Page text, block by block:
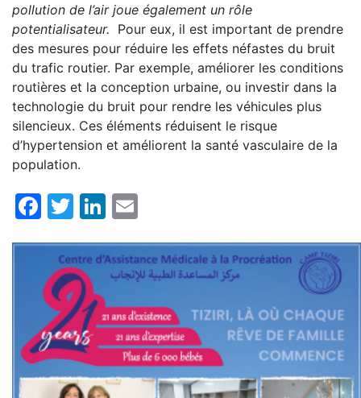
pollution de l’air joue également un rôle
potentialisateur. Pour eux, il est important de prendre
des mesures pour réduire les effets néfastes du bruit
du trafic routier. Par exemple, améliorer les conditions
routières et la conception urbaine, ou investir dans la
technologie du bruit pour rendre les véhicules plus
silencieux. Ces éléments réduisent le risque
d’hypertension et améliorent la santé vasculaire de la
population.
Facebook
TwitterLinkedIn